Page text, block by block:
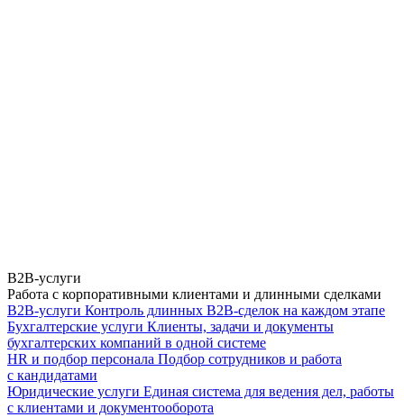
B2B-услуги
Работа с корпоративными клиентами и длинными сделками
B2B-услуги Контроль длинных B2B-сделок на каждом этапе
Бухгалтерские услуги Клиенты, задачи и документы
бухгалтерских компаний в одной системе
HR и подбор персонала Подбор сотрудников и работа
с кандидатами
Юридические услуги Единая система для ведения дел, работы
с клиентами и документооборота